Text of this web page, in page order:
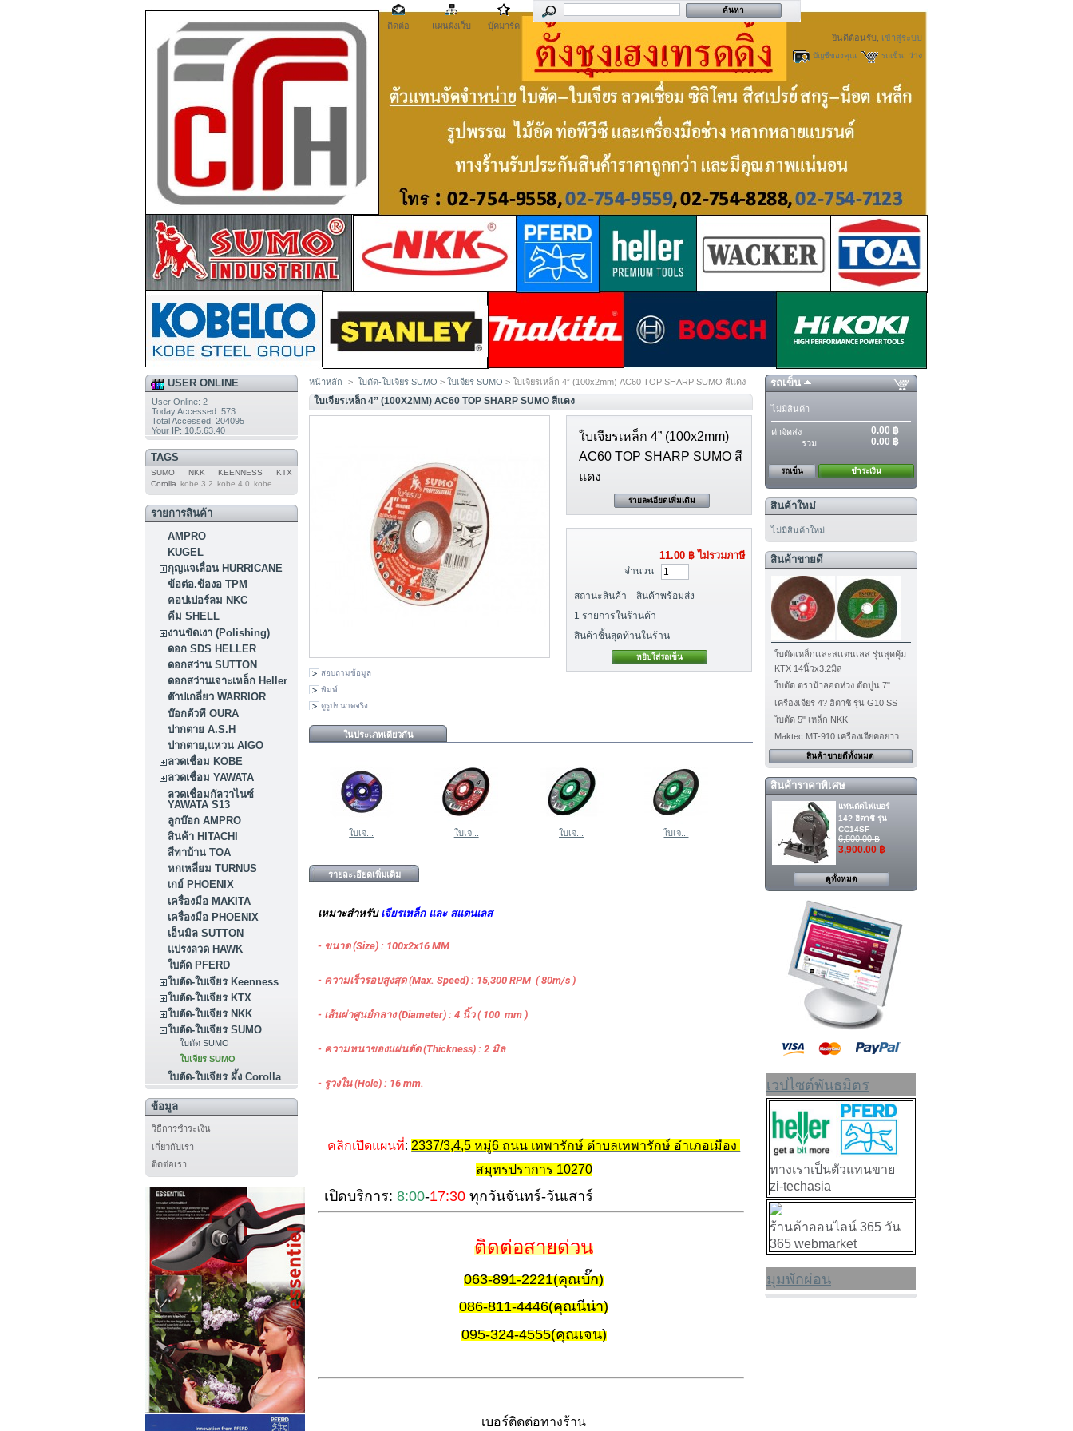
ติดต่อ แผนผังเว็บ
บุ๊คมาร์ค
ยินดีต้อนรับ, เข้าสู่ระบบ
รถเข็น: ว่าง
บัญชีของคุณ
USER ONLINE
User Online: 2
Today Accessed: 573
Total Accessed: 204095
Your IP: 10.5.63.40
TAGS
SUMO NKK KEENNESS
KTX
Corolla kobe 3.2 kobe 4.0 kobe
รายการสินค้า
AMPRO
KUGEL
กุญแจเลื่อน HURRICANE
ข้อต่อ.ข้องอ TPM
คอปเปอร์ลม NKC
คีม SHELL
งานขัดเงา (Polishing)
ดอก SDS HELLER
ดอกสว่าน SUTTON
ดอกสว่านเจาะเหล็ก Heller
ต๊าปเกลี่ยว WARRIOR
บ๊อกตัวที OURA
ปากตาย A.S.H
ปากตาย,แหวน AIGO
ลวดเชื่อม KOBE
ลวดเชื่อม YAWATA
ลวดเชื่อมกัลวาไนซ์
YAWATA S13
ลูกบ๊อก AMPRO
สินค้า HITACHI
สีทาบ้าน TOA
หกเหลี่ยม TURNUS
เกย์ PHOENIX
เครื่องมือ MAKITA
เครื่องมือ PHOENIX
เอ็นมิล SUTTON
แปรงลวด HAWK
ใบตัด PFERD
ใบตัด-ใบเจียร Keenness
ใบตัด-ใบเจียร KTX
ใบตัด-ใบเจียร NKK
ใบตัด-ใบเจียร SUMO
ใบตัด SUMO
ใบเจียร SUMO
ใบตัด-ใบเจียร ผึ้ง Corolla
ข้อมูล
วิธีการชำระเงิน
เกี่ยวกับเรา
ติดต่อเรา
หน้าหลัก > ใบตัด-ใบเจียร SUMO >ใบเจียร SUMO > ใบเจียรเหล็ก 4” (100x2mm) AC60 TOP SHARP SUMO สีแดง
ใบเจียรเหล็ก 4” (100X2MM) AC60 TOP SHARP SUMO สีแดง
สอบถามข้อมูล
พิมพ์
ดูรูปขนาดจริง
ใบเจียรเหล็ก 4” (100x2mm)
AC60 TOP SHARP SUMO สี
แดง
รายละเอียดเพิ่มเติม
11.00 ฿ไม่รวมภาษี
จำนวน
สถานะสินค้า
สินค้าพร้อมส่ง
1 รายการในร้านค้า
สินค้าชิ้นสุดท้านในร้าน
ในประเภทเดียวกัน
ใบเจ... ใบเจ... ใบเจ... ใบเจ...
รายละเอียดเพิ่มเติม
เหมาะสำหรับ เจียรเหล็ก และ สแตนเลส
- ขนาด (Size) : 100x2x16 MM
- ความเร็วรอบสูงสุด (Max. Speed) : 15,300 RPM ( 80m/s )
- เส้นผ่าศูนย์กลาง (Diameter) : 4 นิ้ว ( 100 mm )
- ความหนาของแผ่นตัด (Thickness) : 2 มิล
- รูวงใน (Hole) : 16 mm.
คลิกเปิดแผนที่: 2337/3,4,5 หมู่6 ถนน เทพารักษ์ ตำบลเทพารักษ์ อำเภอเมือง
สมุทรปราการ 10270
เปิดบริการ: 8:00-17:30 ทุกวันจันทร์-วันเสาร์
ติดต่อสายด่วน
063-891-2221(คุณบั๊ก)
086-811-4446(คุณนีน่า)
095-324-4555(คุณเจน)
เบอร์ติดต่อทางร้าน
รถเข็น
ไม่มีสินค้า
ค่าจัดส่ง 0.00 ฿
รวม 0.00 ฿
รถเข็น ชำระเงิน
สินค้าใหม่
ไม่มีสินค้าใหม่
สินค้าขายดี
ใบตัดเหล็กเเละสเเตนเลส รุ่นสุดคุ้ม
KTX 14นิ้วx3.2มิล
ใบตัด ตราม้าลอดห่วง ตัดปูน 7"
เครื่องเจียร 4? ฮิตาชิ รุ่น G10 SS
ใบตัด 5" เหล็ก NKK
Maktec MT-910 เครื่องเจียคอยาว
สินค้าขายดีทั้งหมด
สินค้าราคาพิเศษ
แท่นตัดไฟเบอร์
14? ฮิตาชิ รุ่น
CC14SF
6,800.00 ฿
3,900.00 ฿
ดูทั้งหมด
เวปไซต์พันธมิตร
ทางเราเป็นตัวแทนขาย
zi-techasia
ร้านค้าออนไลน์ 365 วัน
365 webmarket
มุมพักผ่อน